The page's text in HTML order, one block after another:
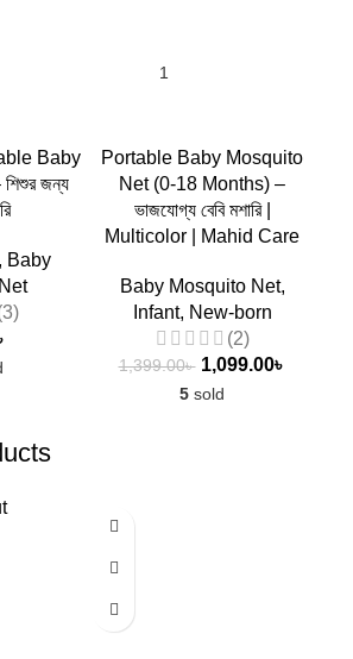
Baby
জন্য
, Baby
Portable Baby Mosquito
Net (0-18 Months) –
ভাজযোগ্য বেবি মশারি |
Multicolor | Mahid Care
Baby Mosquito Net,
Infant, New-born
(2)
1,399.00৳ 1,099.00৳
5 sold